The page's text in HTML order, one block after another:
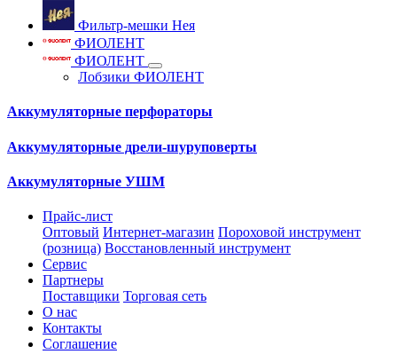
Фильтр-мешки Нея
ФИОЛЕНТ
ФИОЛЕНТ
Лобзики ФИОЛЕНТ
Аккумуляторные перфораторы
Аккумуляторные дрели-шуруповерты
Аккумуляторные УШМ
Прайс-лист
Оптовый Интернет-магазин Пороховой инструмент
(розница) Восстановленный инструмент
Сервис
Партнеры
Поставщики Торговая сеть
О нас
Контакты
Соглашение